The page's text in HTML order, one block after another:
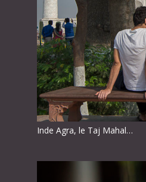
Inde Agra, le Taj Mahal…